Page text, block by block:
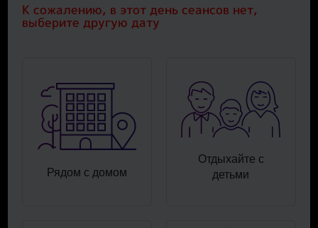
К сожалению, в этот день сеансов нет,
выберите другую дату
Рядом с домом
Отдыхайте с
детьми